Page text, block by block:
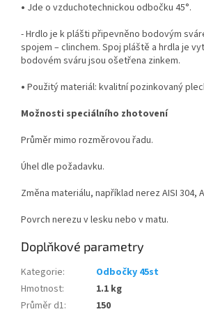
• Jde o vzduchotechnickou odbočku 45°.
- Hrdlo je k plášti připevněno bodovým
spojem – clinchem. Spoj pláště a hrdla je
bodovém sváru jsou ošetřena zinkem.
• Použitý materiál: kvalitní pozinkovaný
Možnosti speciálního zhotovení
Průměr mimo rozměrovou řadu.
Úhel dle požadavku.
Změna materiálu, například nerez AISI 304,
Povrch nerezu v lesku nebo v matu.
Doplňkové parametry
Kategorie:
Odbočky 45st
Hmotnost:
1.1 kg
Průměr d1:
150